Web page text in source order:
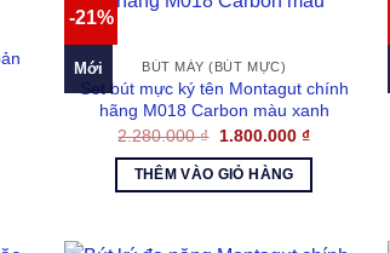
-21%
Mới BÚT MÁY (BÚT MỰC)
Set bút mực ký tên Montagut chính
hãng M018 Carbon màu xanh
2.280.000₫ Giá
là:
2.280.000 ₫.
1.800.000 ₫Giá
THÊM VÀO GIỎ HÀNG